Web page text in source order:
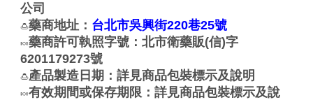
公司
🍮藥商地址： 台北市吳興街220巷25號
🍬藥商許可執照字號：北市衛藥販(信)字
6201179273號
🍮產品製造日期：詳見商品包裝標示及說明
🍬有效期間或保存期限：詳見商品包裝標示及說